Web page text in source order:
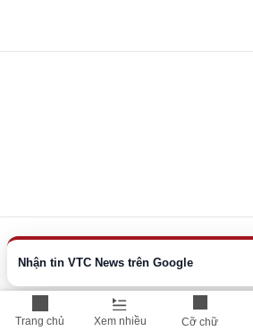
Trang chủ Xem nhiều Cỡ chữ
Nhận tin VTC News trên Google